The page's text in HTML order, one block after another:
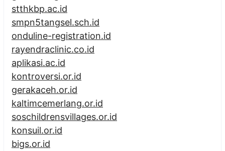
stthkbp.ac.id
smpn5tangsel.sch.id
onduline-registration.id
rayendraclinic.co.id
aplikasi.ac.id
kontroversi.or.id
gerakaceh.or.id
kaltimcemerlang.or.id
soschildrensvillages.or.id
konsuil.or.id
bigs.or.id